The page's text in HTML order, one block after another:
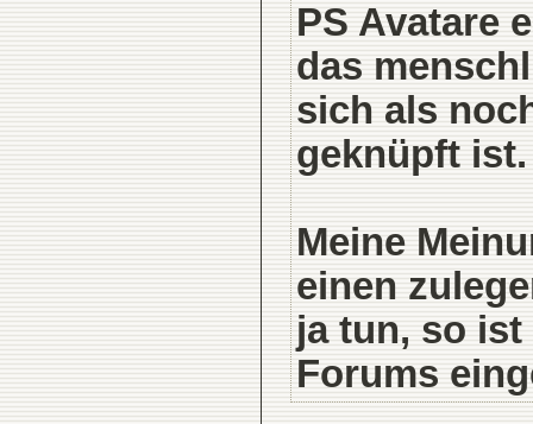
PS Avatare
das
sich als
geknüpft ist.
Meine
einen
ja tun, so
Forums